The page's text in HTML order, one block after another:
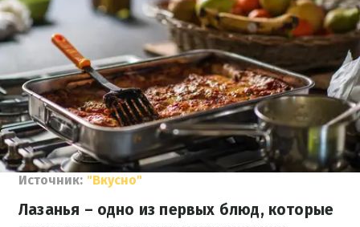
Источник: "Вкусно"
Лазанья – одно из первых блюд, которые